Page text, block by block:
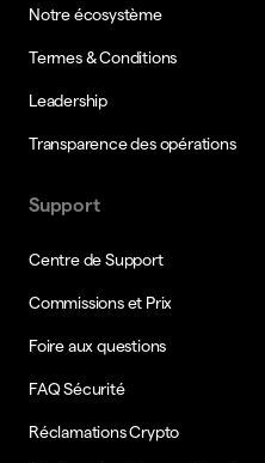
Notre écosystème
Termes & Conditions
Leadership
Transparence des opérations
Support
Centre de Support
Commissions et Prix
Foire aux questions
FAQ Sécurité
Réclamations Crypto